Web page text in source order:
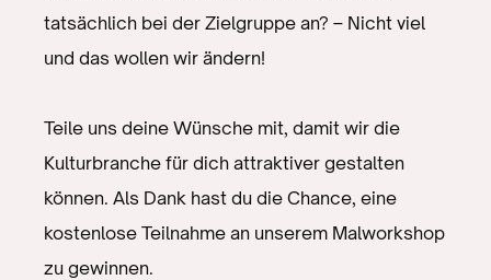
tatsächlich bei der Zielgruppe an? – Nicht viel
und das wollen wir ändern!
Teile uns deine Wünsche mit, damit wir die
Kulturbranche für dich attraktiver gestalten
können. Als Dank hast du die Chance, eine
kostenlose Teilnahme an unserem Malworkshop
zu gewinnen.